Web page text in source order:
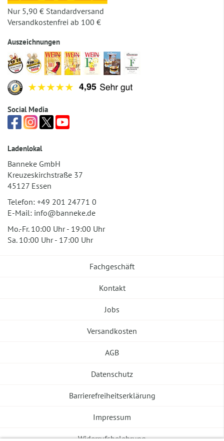
Nur 5,90 € Standardversand
Versandkostenfrei ab 100 €
Auszeichnungen
Social Media
Ladenlokal
Banneke GmbH
Kreuzeskirchstraße 37
45127 Essen
Telefon: +49 201 24771 0
E-Mail: info@banneke.de
Mo.-Fr. 10:00 Uhr - 19:00 Uhr
Sa. 10:00 Uhr - 17:00 Uhr
Fachgeschäft
Kontakt
Jobs
Versandkosten
AGB
Datenschutz
Barrierefreiheitserklärung
Impressum
Widerrufsbelehrung